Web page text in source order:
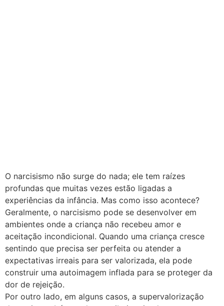
O narcisismo não surge do nada; ele tem raízes
profundas que muitas vezes estão ligadas a
experiências da infância. Mas como isso acontece?
Geralmente, o narcisismo pode se desenvolver em
ambientes onde a criança não recebeu amor e
aceitação incondicional. Quando uma criança cresce
sentindo que precisa ser perfeita ou atender a
expectativas irreais para ser valorizada, ela pode
construir uma autoimagem inflada para se proteger da
dor de rejeição.
Por outro lado, em alguns casos, a supervalorização